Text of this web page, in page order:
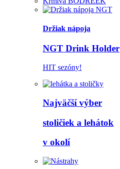
Držiak nápoja
NGT Drink Holder
HIT sezóny!
Najväčší výber
stoličiek a lehátok
v okolí